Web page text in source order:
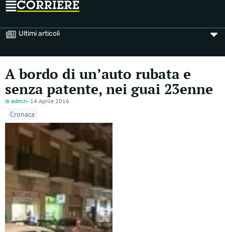
Ultimi articoli
A bordo di un’auto rubata e
senza patente, nei guai 23enne
di admin- 14 Aprile 2016
Cronaca